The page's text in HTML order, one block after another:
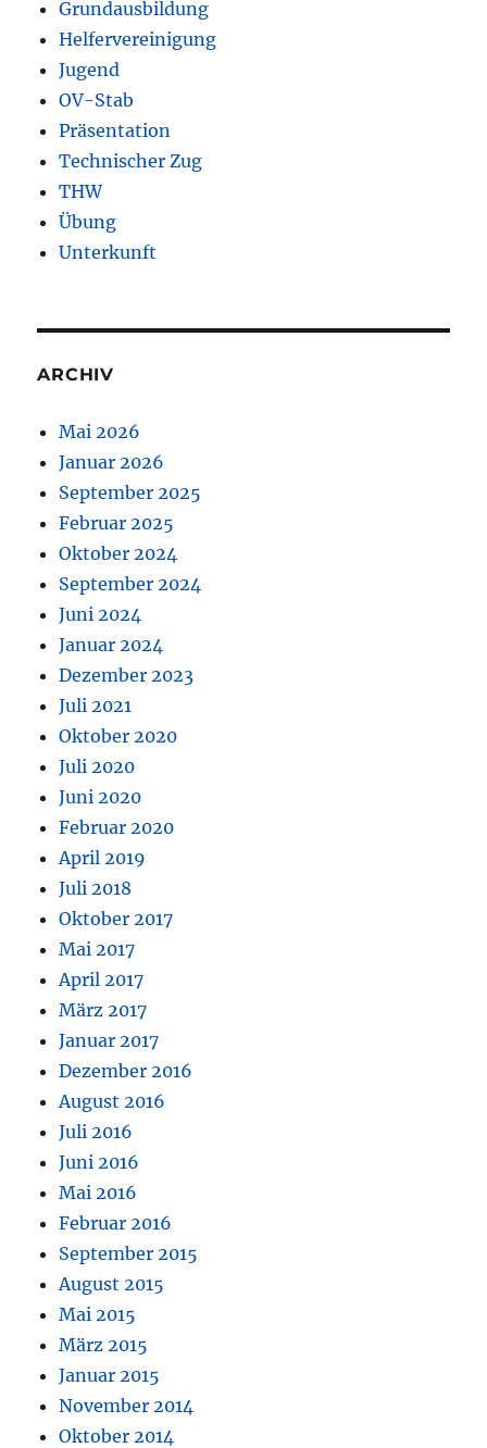
Grundausbildung
Helfervereinigung
Jugend
OV-Stab
Präsentation
Technischer Zug
THW
Übung
Unterkunft
ARCHIV
Mai 2026
Januar 2026
September 2025
Februar 2025
Oktober 2024
September 2024
Juni 2024
Januar 2024
Dezember 2023
Juli 2021
Oktober 2020
Juli 2020
Juni 2020
Februar 2020
April 2019
Juli 2018
Oktober 2017
Mai 2017
April 2017
März 2017
Januar 2017
Dezember 2016
August 2016
Juli 2016
Juni 2016
Mai 2016
Februar 2016
September 2015
August 2015
Mai 2015
März 2015
Januar 2015
November 2014
Oktober 2014